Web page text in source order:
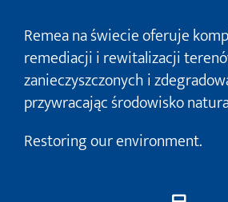
Remea na świecie oferuje
remediacji i rewitalizacji
zanieczyszczonych i
przywracając środowisko
Restoring our environment.